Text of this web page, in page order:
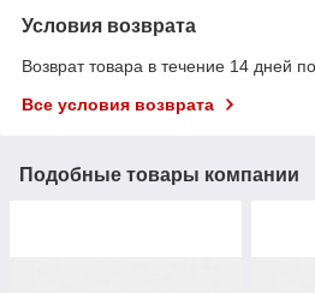
Условия возврата
Возврат товара в течение 14 дней
Все условия возврата
Подобные товары компании